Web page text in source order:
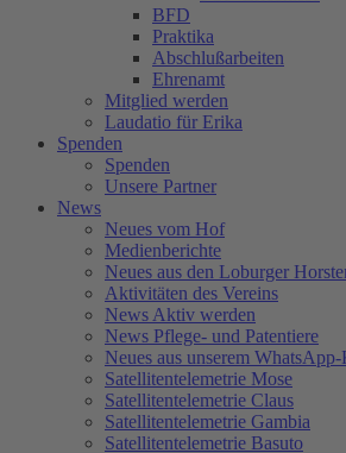
BFD
Praktika
Abschlußarbeiten
Ehrenamt
Mitglied werden
Laudatio für Erika
Spenden
Spenden
Unsere Partner
News
Neues vom Hof
Medienberichte
Neues aus den Loburger
Aktivitäten des Vereins
News Aktiv werden
News Pflege- und Patentiere
Neues aus unserem
Satellitentelemetrie Mose
Satellitentelemetrie Claus
Satellitentelemetrie Gambia
Satellitentelemetrie Basuto